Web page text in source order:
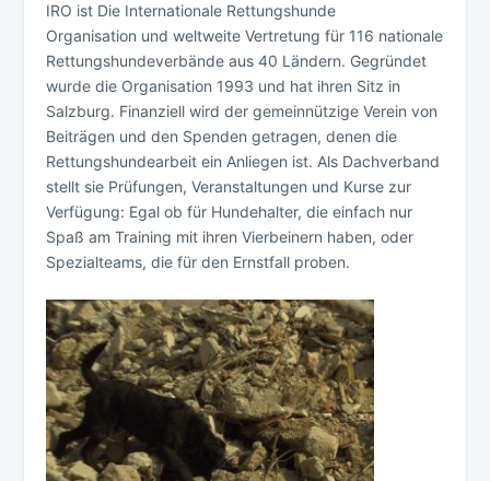
IRO ist Die Internationale Rettungshunde
Organisation und weltweite Vertretung für 116 nationale
Rettungshundeverbände aus 40 Ländern. Gegründet
wurde die Organisation 1993 und hat ihren Sitz in
Salzburg. Finanziell wird der gemeinnützige Verein von
Beiträgen und den Spenden getragen, denen die
Rettungshundearbeit ein Anliegen ist. Als Dachverband
stellt sie Prüfungen, Veranstaltungen und Kurse zur
Verfügung: Egal ob für Hundehalter, die einfach nur
Spaß am Training mit ihren Vierbeinern haben, oder
Spezialteams, die für den Ernstfall proben.